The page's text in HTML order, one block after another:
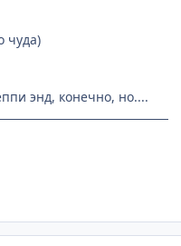
чуда)
энд, конечно, но....